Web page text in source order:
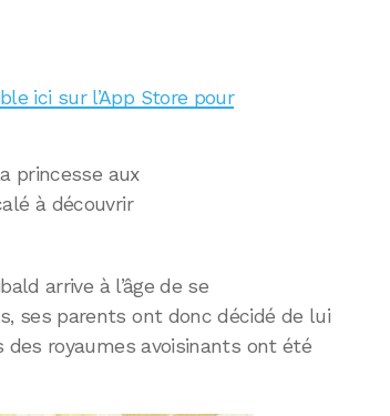
ici sur l’App Store pour
princesse aux
à découvrir
arrive à l’âge de se
ses parents ont donc décidé de lui
royaumes avoisinants ont été